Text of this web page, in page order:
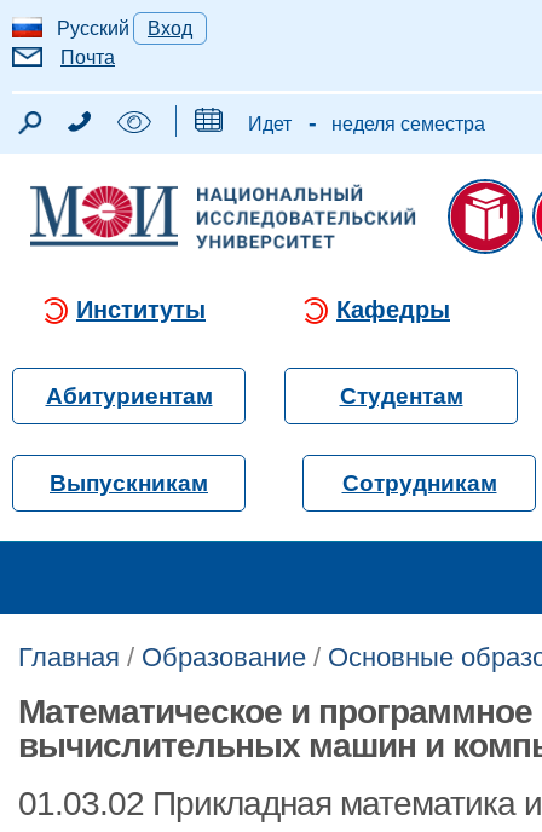
Русский
Вход
Почта
Идет - неделя семестра
Институты Кафедры
Абитуриентам Студентам
Выпускникам Сотрудникам
Главная / Образование / Основные
Математическое и программное
вычислительных машин и
01.03.02 Прикладная математика